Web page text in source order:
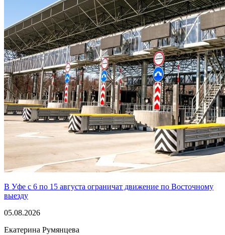
В Уфе с 6 по 15 августа ограничат движение по Восточному
выезду
05.08.2026
Екатерина Румянцева